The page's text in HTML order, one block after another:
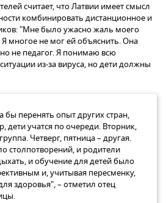
считает, что Латвии имеет смысл
комбинировать дистанционное и
"Мне было ужасно жаль моего
Я многое не мог ей объяснить. Она
не педагог. Я понимаю всю
из-за вируса, но дети должны
бы перенять опыт других стран,
дети учатся по очереди. Вторник,
Четверг, пятница – другая.
столпотворений, и родители
и обучение для детей было
и, учитывая пересменку,
здоровья", – отметил отец